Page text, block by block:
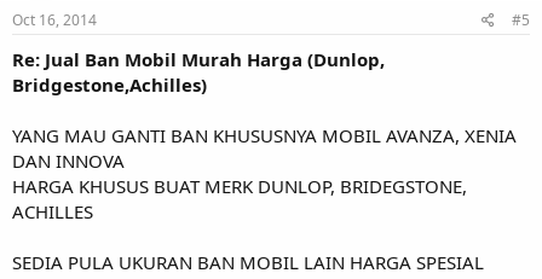
Oct 16, 2014 #5
Re: Jual Ban Mobil Murah Harga (Dunlop,
Bridgestone,Achilles)
YANG MAU GANTI BAN KHUSUSNYA MOBIL AVANZA, XENIA
DAN INNOVA
HARGA KHUSUS BUAT MERK DUNLOP, BRIDEGSTONE,
ACHILLES
SEDIA PULA UKURAN BAN MOBIL LAIN HARGA SPESIAL